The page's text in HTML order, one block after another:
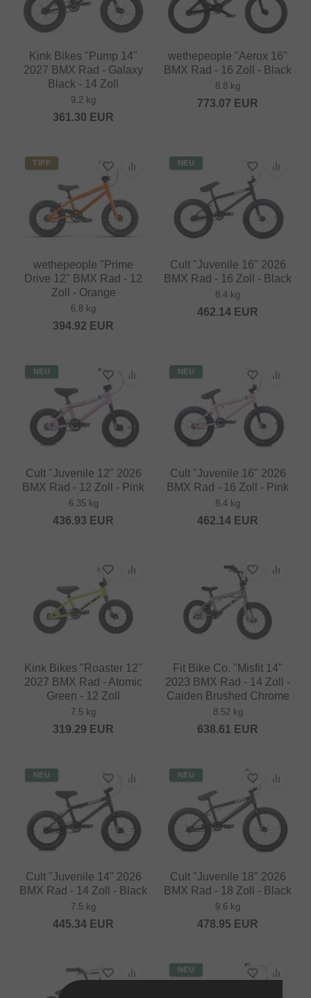
Kink Bikes "Pump 14"
2027 BMX Rad - Galaxy
Black - 14 Zoll
9.2 kg
361.30 EUR
wethepeople "Aerox 16"
BMX Rad - 16 Zoll - Black
8.8 kg
773.07 EUR
TIPP
wethepeople "Prime
Drive 12" BMX Rad - 12
Zoll - Orange
6.8 kg
394.92 EUR
NEU
Cult "Juvenile 16" 2026
BMX Rad - 16 Zoll - Black
8.4 kg
462.14 EUR
NEU
Cult "Juvenile 12" 2026
BMX Rad - 12 Zoll - Pink
6.35 kg
436.93 EUR
NEU
Cult "Juvenile 16" 2026
BMX Rad - 16 Zoll - Pink
8.4 kg
462.14 EUR
Kink Bikes "Roaster 12"
2027 BMX Rad - Atomic
Green - 12 Zoll
7.5 kg
319.29 EUR
Fit Bike Co. "Misfit 14"
2023 BMX Rad - 14 Zoll -
Caiden Brushed Chrome
8.52 kg
638.61 EUR
NEU
Cult "Juvenile 14" 2026
BMX Rad - 14 Zoll - Black
7.5 kg
445.34 EUR
NEU
Cult "Juvenile 18" 2026
BMX Rad - 18 Zoll - Black
9.6 kg
478.95 EUR
NEU